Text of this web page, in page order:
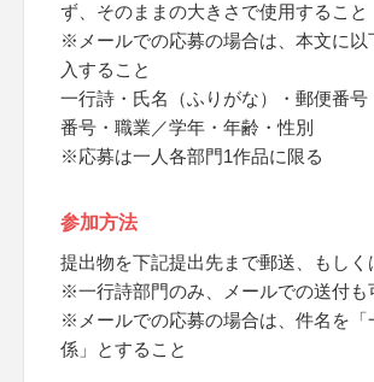
ず、そのままの大きさで使用すること
※メールでの応募の場合は、本文に以
入すること
一行詩・氏名（ふりがな）・郵便番号
番号・職業／学年・年齢・性別
※応募は一人各部門1作品に限る
参加方法
提出物を下記提出先まで郵送、もしく
※一行詩部門のみ、メールでの送付も
※メールでの応募の場合は、件名を「
係」とすること